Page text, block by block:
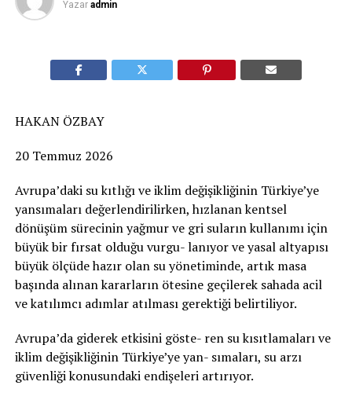
Yazar admin
HAKAN ÖZBAY
20 Temmuz 2026
Avrupa’daki su kıtlığı ve iklim değişikliğinin Türkiye’ye
yansımaları değerlendirilirken, hızlanan kentsel
dönüşüm sürecinin yağmur ve gri suların kullanımı için
büyük bir fırsat olduğu vurgu- lanıyor ve yasal altyapısı
büyük ölçüde hazır olan su yönetiminde, artık masa
başında alınan kararların ötesine geçilerek sahada acil
ve katılımcı adımlar atılması gerektiği belirtiliyor.
Avrupa’da giderek etkisini göste- ren su kısıtlamaları ve
iklim değişikliğinin Türkiye’ye yan- sımaları, su arzı
güvenliği konusundaki endişeleri artırıyor.